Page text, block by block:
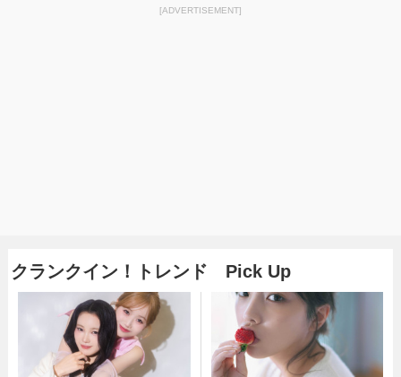
[ADVERTISEMENT]
クランクイン！トレンド Pick Up